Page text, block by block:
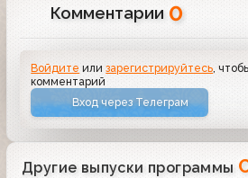
Комментарии 0
Войдите илизарегистрируйтесь,
комментарий
Вход через Телеграм
Другие выпуски программы